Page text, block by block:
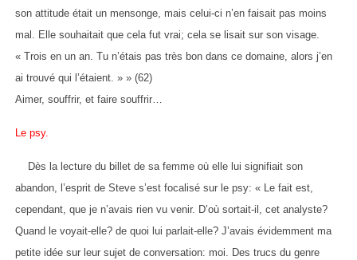
son attitude était un mensonge, mais celui-ci n’en faisait pas moins
mal. Elle souhaitait que cela fut vrai; cela se lisait sur son visage.
« Trois en un an. Tu n’étais pas très bon dans ce domaine, alors j’en
ai trouvé qui l’étaient. » » (62)
Aimer, souffrir, et faire souffrir…
Le psy.
Dès la lecture du billet de sa femme où elle lui signifiait son
abandon, l’esprit de Steve s’est focalisé sur le psy: « Le fait est,
cependant, que je n’avais rien vu venir. D’où sortait-il, cet analyste?
Quand le voyait-elle? de quoi lui parlait-elle? J’avais évidemment ma
petite idée sur leur sujet de conversation: moi. Des trucs du genre